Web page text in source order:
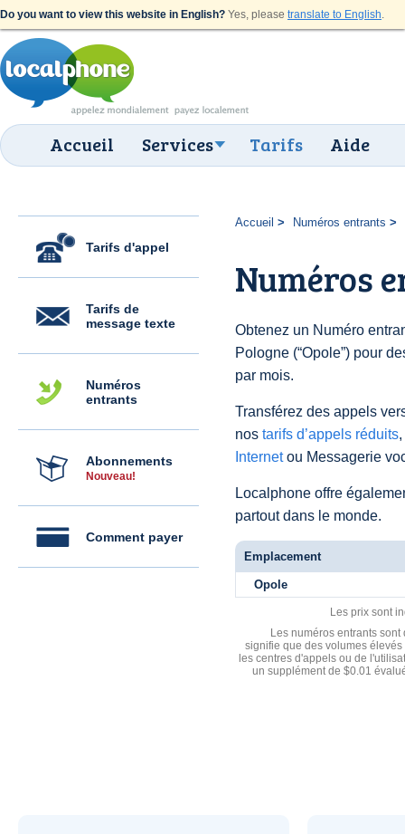
Do you want to view this website in English? Yes, please translate to English.
Accueil Services Tarifs Aide
Tarifs d'appel
Tarifs de
message texte
Numéros
entrants
Abonnements
Nouveau!
Comment payer
Accueil Numéros entrants
Numéros
Obtenez un Numéro
Pologne (“Opole”) pour
par mois.
Transférez des appels
nos tarifs d’appels réduits
Internetou Messagerie
Localphone offre
partout dans le monde.
Emplacement
Opole
Les prix sont
Les numéros entrants
signifie que des volumes
les centres d'appels ou de
un supplément de $0.01